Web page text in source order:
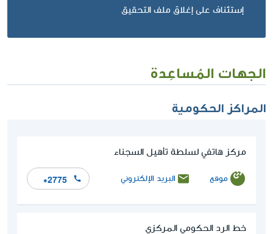
إستئناف على إغلاق ملف التحقيق
الجهات المُساعِدة
المراكز الحكومية
مركز هاتفي لسلطة تأهيل السجناء
موقع البريد الإلكتروني *2775
خط الرد الحكومي المركزي